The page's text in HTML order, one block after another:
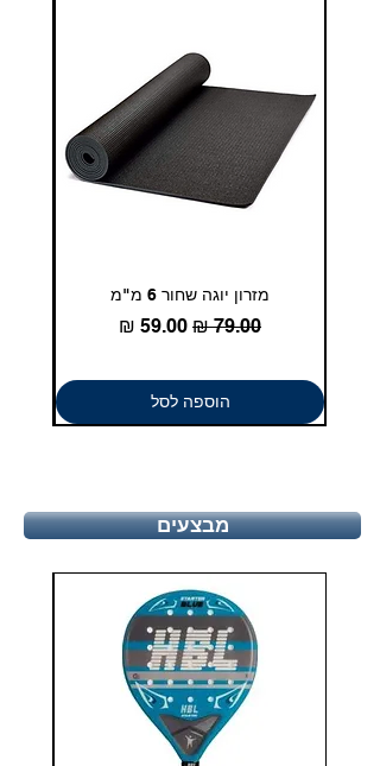
מזרון יוגה שחור 6 מ"מ
מחיר רגילמחיר מבצע
הוספה לסל
מבצעים